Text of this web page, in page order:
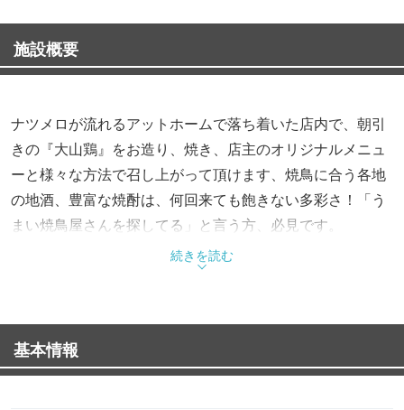
施設概要
ナツメロが流れるアットホームで落ち着いた店内で、朝引
きの『大山鶏』をお造り、焼き、店主のオリジナルメニュ
ーと様々な方法で召し上がって頂けます、焼鳥に合う各地
の地酒、豊富な焼酎は、何回来ても飽きない多彩さ！「う
まい焼鳥屋さんを探してる」と言う方、必見です。
7名様以上のご予約はお電話で承ります!
続きを読む
基本情報